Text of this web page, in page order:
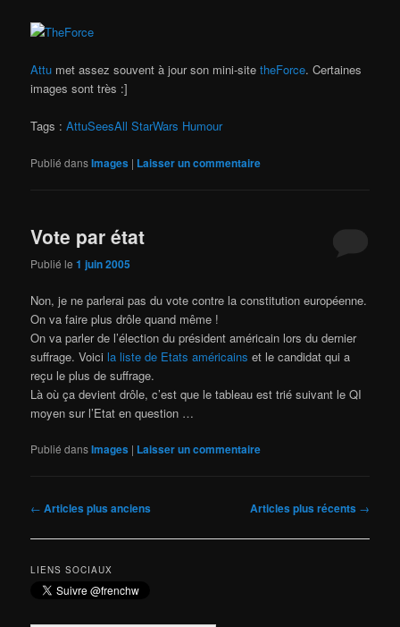
Attu met assez souvent à jour son mini-sitetheForce. Certaines
images sont très :]
Tags :AttuSeesAll StarWars Humour
Publié dansImages | Laisser un commentaire
Vote par état
Publié le1 juin 2005
Non, je ne parlerai pas du vote contre la constitution européenne.
On va faire plus drôle quand même !
On va parler de l’élection du président américain lors du dernier
suffrage. Voicila liste de Etats américains et le candidat qui a
reçu le plus de suffrage.
Là où ça devient drôle, c’est que le tableau est trié suivant le QI
moyen sur l’Etat en question …
Publié dansImages | Laisser un commentaire
Navigation
articles
← Articles plus anciens Articles plus récents →
LIENS SOCIAUX